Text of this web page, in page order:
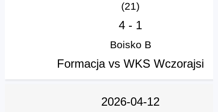
(21)
4 - 1
Boisko B
Formacja vs WKS Wczorajsi
2026-04-12